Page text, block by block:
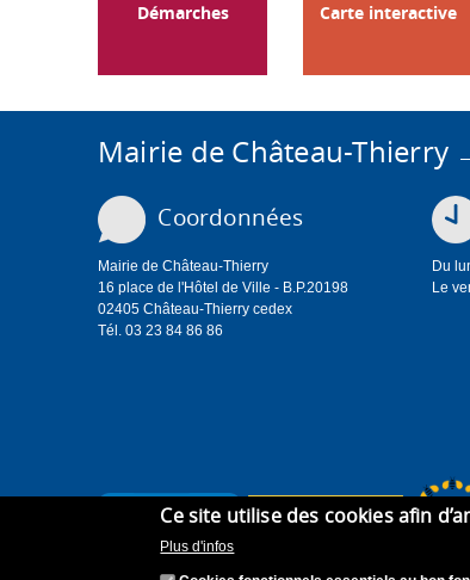
Démarches Carte interactive
Mairie de Château-Thierry
Coordonnées
Mairie de Château-Thierry
16 place de l'Hôtel de Ville - B.P.20198
02405 Château-Thierry cedex
Tél. 03 23 84 86 86
Du
Le
Ce site utilise des cookies afin
Plus d'infos